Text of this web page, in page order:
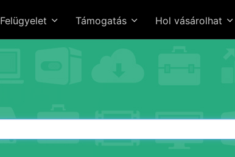
Felügyelet Támogatás Hol vásárolhat